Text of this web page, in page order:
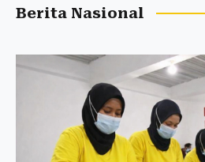
Berita Nasional